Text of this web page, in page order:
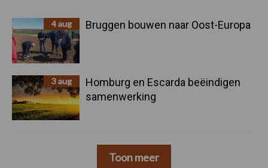
4 aug Bruggen bouwen naar Oost-Europa
3 aug
Homburg en Escarda beëindigen
samenwerking
Toon meer